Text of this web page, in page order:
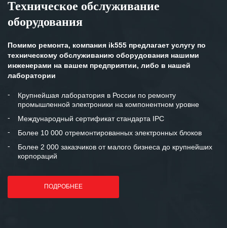
Особенно хочется отметить высокую
клиентоориентированность
готовность помочь в самых сложных
Мы высоко ценим сложившиеся
и доверительные партнерские
отношения и искренне желаем
«Инженерной компании «555» долгих
лет успеха и процветания.
Техническое обслуживание
оборудования
Помимо ремонта, компания ik555 предлагает услугу по
техническому обслуживанию оборудования нашими
инженерами на вашем предприятии, либо в нашей
лаборатории
Крупнейшая лаборатория в России по ремонту
промышленной электроники на компонентном уровне
Международный сертификат стандарта IPC
Более 10 000 отремонтированных электронных блоков
Более 2 000 заказчиков от малого бизнеса до крупнейших
корпораций
ПОДРОБНЕЕ